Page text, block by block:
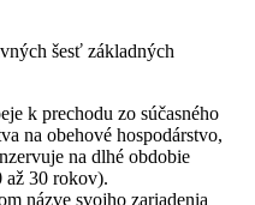
šesť základných
k prechodu zo súčasného
na obehové hospodárstvo,
na dlhé obdobie
až 30 rokov).
názve svojho zariadenia